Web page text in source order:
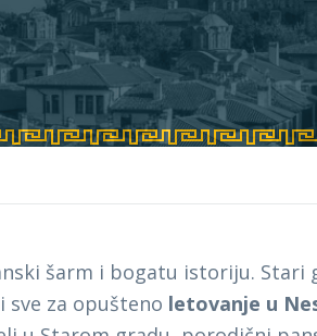
šarm i bogatu istoriju. Stari
za opušteno letovanje u